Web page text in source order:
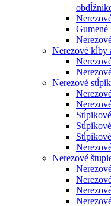
Nerezové kĺby
Nerezové
Nerezové